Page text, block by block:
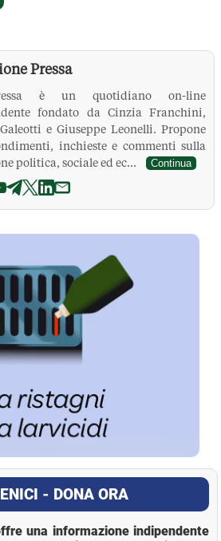
Pressa
è un quotidiano on-line
fondato da Cinzia Franchini,
e Giuseppe Leonelli. Propone
inchieste e commenti sulla
politica, sociale ed ec...
Continua
- DONA ORA
una informazione indipendente